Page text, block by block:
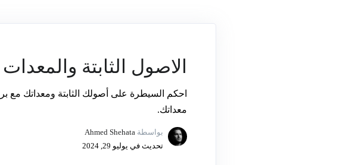
الاصول الثابتة والمعدات
احكم السيطرة على أصولك الثابتة ومعداتك مع
معداتك.
بواسطة
تحديث في يوليو 29, 2024